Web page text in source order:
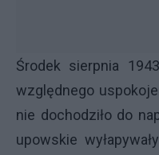
Środek sierpnia
względnego
nie dochodziło do
upowskie